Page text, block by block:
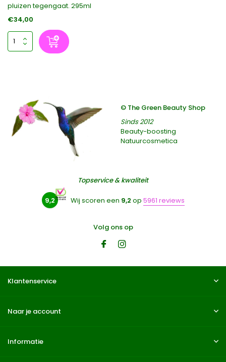
pluizen tegengaat. 295ml
€34,00
© The Green Beauty Shop
Sinds 2012
Beauty-boosting
Natuurcosmetica
Topservice & kwaliteit
9,2 Wij scoren een 9,2 op 5961 reviews
Volg ons op
Klantenservice
Naar je account
Informatie